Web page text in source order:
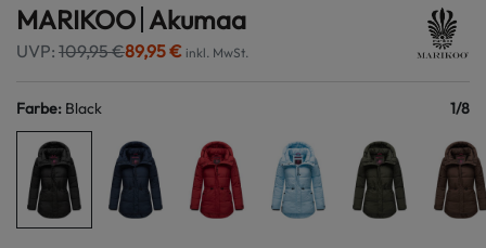
MARIKOO Akumaa
UVP: 109,95 €89,95 € inkl. MwSt.
Farbe: Black 1/8